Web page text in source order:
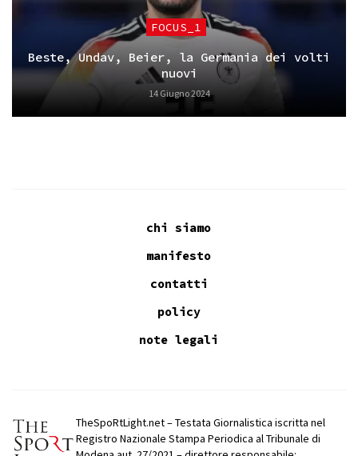
FOCUS_1
Beste, Undav, Beier, la Germania dei volti
nuovi
14 Giugno 2024
chi siamo
manifesto
contatti
policy
note legali
TheSpoRtLight.net – Testata Giornalistica iscritta nel
Registro Nazionale Stampa Periodica al Tribunale di